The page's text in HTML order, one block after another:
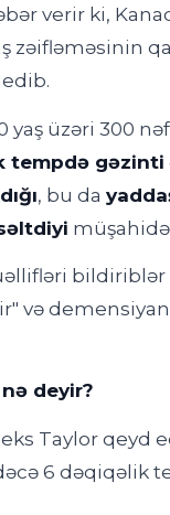
verir ki,
zəifləməsinin
yaş üzəri 300
tempdə gəzinti
, bu da
bildiriblər
və
deyir?
Taylor qeyd
6